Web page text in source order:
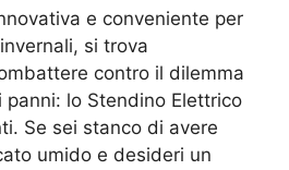
e conveniente per
si trova
contro il dilemma
panni: lo Stendino Elettrico
Se sei stanco di avere
umido e desideri un